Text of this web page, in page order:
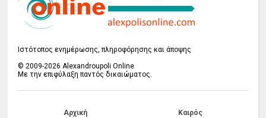
Ιστότοπος ενημέρωσης, πληροφόρησης και άποψης
© 2009-2026 Alexandroupoli Online
Με την επιφύλαξη παντός δικαιώματος.
Αρχική Καιρός